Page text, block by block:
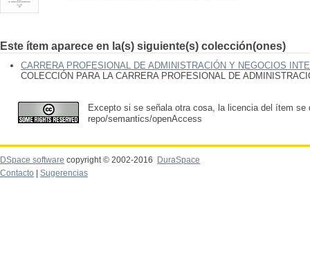
Este ítem aparece en la(s) siguiente(s) colección(ones)
CARRERA PROFESIONAL DE ADMINISTRACIÓN Y NEGOCIOS
COLECCIÓN PARA LA CARRERA PROFESIONAL DE
Excepto si se señala otra cosa, la licencia del ítem se
repo/semantics/openAccess
DSpace software copyright © 2002-2016
DuraSpace
Contacto
Sugerencias